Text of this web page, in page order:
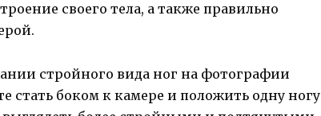
своего тела, а также правильно
стройного вида ног на фотографии
стать боком к камере и положить одну ногу